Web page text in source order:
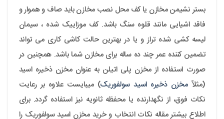
بستر نشیمن مخازن یا کف محل نصب مخازن باید صاف و هموار و
فاقد اشیایی مانند قلوه سنگ باشد. کف موزاییک شده ، سیمان
لیسه کشی شده تراز و یا در بهترین حالت کاشی کاری می تواند
تضمین کننده عمر چند ده ساله برای مخازن شما باشد. همچنین در
صورت استفاده از مخزن پلی اتیلن به عنوان مخزن ذخیره اسید
(مثلاً مخزن ذخیره اسید سولفوریک) میبایست علاوه بر رعایت
نکات فوق، از نگهدارنده یا محفظه ثانویه نیز استفاده گردد. برای
اطلاع بیشتر مقاله نکات انتخاب و خرید مخزن اسید سولفوریک را